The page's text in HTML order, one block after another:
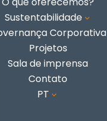
Sustentabilidade 3
Corporativa
Projetos
Sala de imprensa
Contato
PT 3